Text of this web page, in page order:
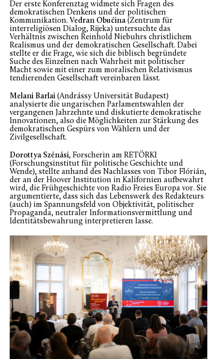
Der erste Konferenztag widmete sich Fragen des
demokratischen Denkens und der politischen
Kommunikation. Vedran Obućina (Zentrum für
interreligiösen Dialog, Rijeka) untersuchte das
Verhältnis zwischen Reinhold Niebuhrs christlichem
Realismus und der demokratischen Gesellschaft. Dabei
stellte er die Frage, wie sich die biblisch begründete
Suche des Einzelnen nach Wahrheit mit politischer
Macht sowie mit einer zum moralischen Relativismus
tendierenden Gesellschaft vereinbaren lässt.
Melani Barlai(Andrássy Universität Budapest)
analysierte die ungarischen Parlamentswahlen der
vergangenen Jahrzehnte und diskutierte demokratische
Innovationen, also die Möglichkeiten zur Stärkung des
demokratischen Gespürs von Wählern und der
Zivilgesellschaft.
Dorottya Szénási, Forscherin am RETÖRKI
(Forschungsinstitut für politische Geschichte und
Wende), stellte anhand des Nachlasses von Tibor Flórián,
der an der Hoover Institution in Kalifornien aufbewahrt
wird, die Frühgeschichte von Radio Freies Europa vor. Sie
argumentierte, dass sich das Lebenswerk des Redakteurs
(auch) im Spannungsfeld von Objektivität, politischer
Propaganda, neutraler Informationsvermittlung und
Identitätsbewahrung interpretieren lasse.